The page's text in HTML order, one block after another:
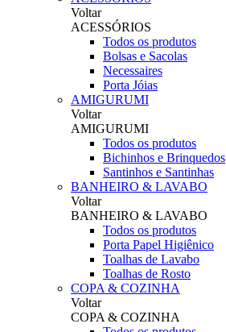
Voltar
ACESSÓRIOS
Todos os produtos
Bolsas e Sacolas
Necessaires
Porta Jóias
AMIGURUMI
Voltar
AMIGURUMI
Todos os produtos
Bichinhos e Brinquedos
Santinhos e Santinhas
BANHEIRO & LAVABO
Voltar
BANHEIRO & LAVABO
Todos os produtos
Porta Papel Higiênico
Toalhas de Lavabo
Toalhas de Rosto
COPA & COZINHA
Voltar
COPA & COZINHA